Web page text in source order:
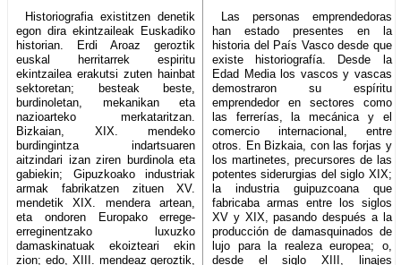
Historiografia existitzen denetik
egon dira ekintzaileak Euskadiko
historian. Erdi Aroaz geroztik
euskal herritarrek espiritu
ekintzailea erakutsi zuten hainbat
sektoretan; besteak beste,
burdinoletan, mekanikan eta
nazioarteko merkataritzan.
Bizkaian, XIX. mendeko
burdingintza indartsuaren
aitzindari izan ziren burdinola eta
gabiekin; Gipuzkoako industriak
armak fabrikatzen zituen XV.
mendetik XIX. mendera artean,
eta ondoren Europako errege-
erreginentzako luxuzko
damaskinatuak ekoizteari ekin
zion; edo, XIII. mendeaz geroztik,
Las personas emprendedoras
han estado presentes en la
historia del País Vasco desde que
existe historiografía. Desde la
Edad Media los vascos y vascas
demostraron su espíritu
emprendedor en sectores como
las ferrerías, la mecánica y el
comercio internacional, entre
otros. En Bizkaia, con las forjas y
los martinetes, precursores de las
potentes siderurgias del siglo XIX;
la industria guipuzcoana que
fabricaba armas entre los siglos
XV y XIX, pasando después a la
producción de damasquinados de
lujo para la realeza europea; o,
desde el siglo XIII, linajes